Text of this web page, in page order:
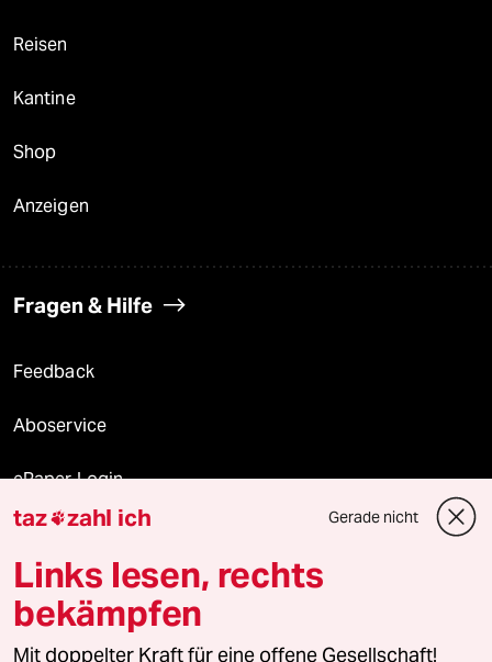
Reisen
Kantine
Shop
Anzeigen
Fragen & Hilfe
Feedback
Aboservice
ePaper Login
Downloads für Abonnierende
© 2026 taz Verlags und Vertriebs GmbH
Alle Rechte vorbehalten. Bei rechtlichen Fragen oder für Genehmigungen
taz zahl ich Gerade nicht
Links lesen, rechts
bekämpfen
Mit doppelter Kraft für eine offene Gesellschaft!